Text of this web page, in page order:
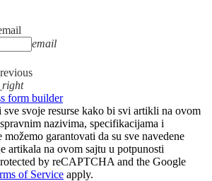
email
form builder
svoje resurse kako bi svi artikli na ovom
nazivima, specifikacijama i
garantovati da su sve navedene
artikala na ovom sajtu u potpunosti
by reCAPTCHA and the Google
of Service apply.